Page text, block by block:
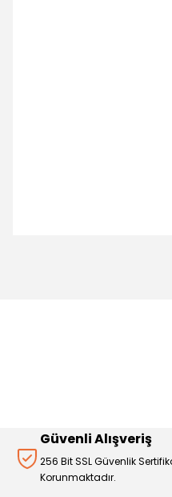
Güvenli Alışveriş
256 Bit SSL Güvenlik
Korunmaktadır.